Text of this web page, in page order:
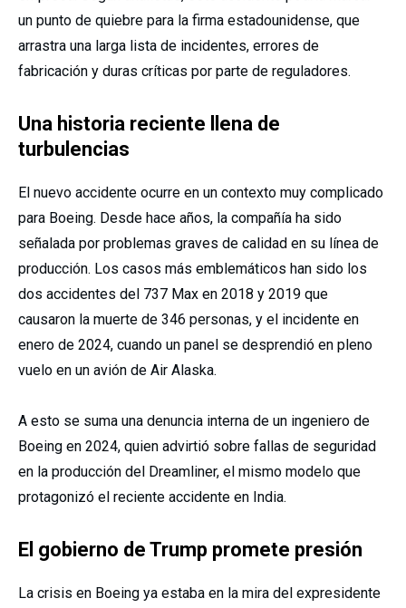
un punto de quiebre para la firma estadounidense, que
arrastra una larga lista de incidentes, errores de
fabricación y duras críticas por parte de reguladores.
Una historia reciente llena de
turbulencias
El nuevo accidente ocurre en un contexto muy complicado
para Boeing. Desde hace años, la compañía ha sido
señalada por problemas graves de calidad en su línea de
producción. Los casos más emblemáticos han sido los
dos accidentes del 737 Max en 2018 y 2019 que
causaron la muerte de 346 personas, y el incidente en
enero de 2024, cuando un panel se desprendió en pleno
vuelo en un avión de Air Alaska.
A esto se suma una denuncia interna de un ingeniero de
Boeing en 2024, quien advirtió sobre fallas de seguridad
en la producción del Dreamliner, el mismo modelo que
protagonizó el reciente accidente en India.
El gobierno de Trump promete presión
La crisis en Boeing ya estaba en la mira del expresidente